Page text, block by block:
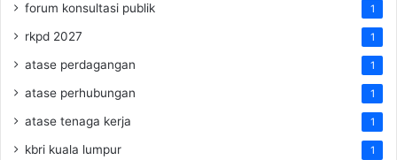
forum konsultasi publik 1
rkpd 2027 1
atase perdagangan 1
atase perhubungan 1
atase tenaga kerja 1
kbri kuala lumpur 1